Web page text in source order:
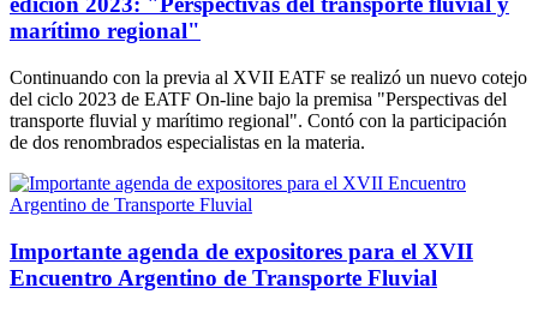
marítimo regional"
Continuando con la previa al XVII EATF se realizó un nuevo cotejo
del ciclo 2023 de EATF On-line bajo la premisa "Perspectivas del
transporte fluvial y marítimo regional". Contó con la participación
de dos renombrados especialistas en la materia.
Importante agenda de expositores para el XVII
Encuentro Argentino de Transporte Fluvial